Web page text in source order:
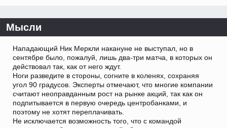
Мысли
Нападающий Ник Меркли накануне не выступал, но в
сентябре было, пожалуй, лишь два-три матча, в которых он
действовал так, как от него ждут.
Ноги разведите в стороны, согните в коленях, сохраняя
угол 90 градусов. Эксперты отмечают, что многие компании
считают неоправданным рост на рынке акций, так как он
подпитывается в первую очередь центробанками, и
поэтому не хотят переплачивать.
Не исключается возможность того, что с командой